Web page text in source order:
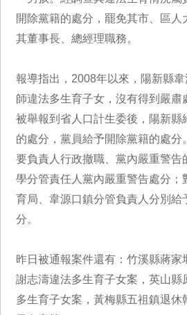
開除黨籍的處分，罷免其市、區
其董事長、總經理職務。
報導指出，2008年以來，陽新縣
師違法多生育子女，沒有得到嚴肅
被舉報到省人口計生委後，陽新縣
的處分，黨員給予開除黨籍的處分
要負責人行政撤職、黨內嚴重警告
學分管責任人黨內嚴重警告處分；
育局、韋源口鎮分管負責人分別給
分。
昨日被通報案件還有：竹溪縣蔣家
謝志濤違法多生育子女案，英山縣
多生育子女案，黃梅縣五祖鎮退休